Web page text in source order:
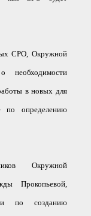
СРО, Окружной
необходимости
в новых для
по определению
Окружной
Прокопьевой,
по созданию